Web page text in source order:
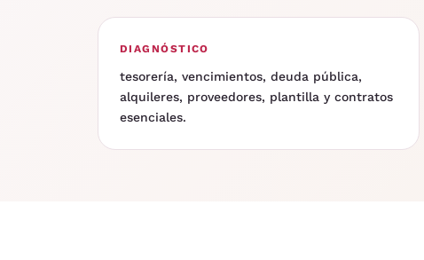
DIAGNÓSTICO
tesorería, vencimientos, deuda pública,
alquileres, proveedores, plantilla y contratos
esenciales.